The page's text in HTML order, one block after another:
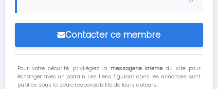
Contacter ce membre
Pour votre sécurité, privilégiez la messagerie internedu site pour
échanger avec un parrain. Les liens figurant dans les annonces sont
publiés sous la seule responsabilité de leurs auteurs.